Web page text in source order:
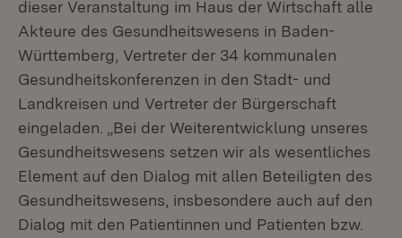
dieser Veranstaltung im Haus der Wirtschaft alle
Akteure des Gesundheitswesens in Baden-
Württemberg, Vertreter der 34 kommunalen
Gesundheitskonferenzen in den Stadt- und
Landkreisen und Vertreter der Bürgerschaft
eingeladen. „Bei der Weiterentwicklung unseres
Gesundheitswesens setzen wir als wesentliches
Element auf den Dialog mit allen Beteiligten des
Gesundheitswesens, insbesondere auch auf den
Dialog mit den Patientinnen und Patienten bzw.